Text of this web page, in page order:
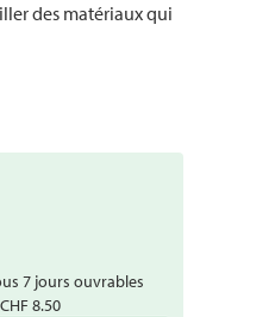
des matériaux qui
7 jours ouvrables
CHF 8.50